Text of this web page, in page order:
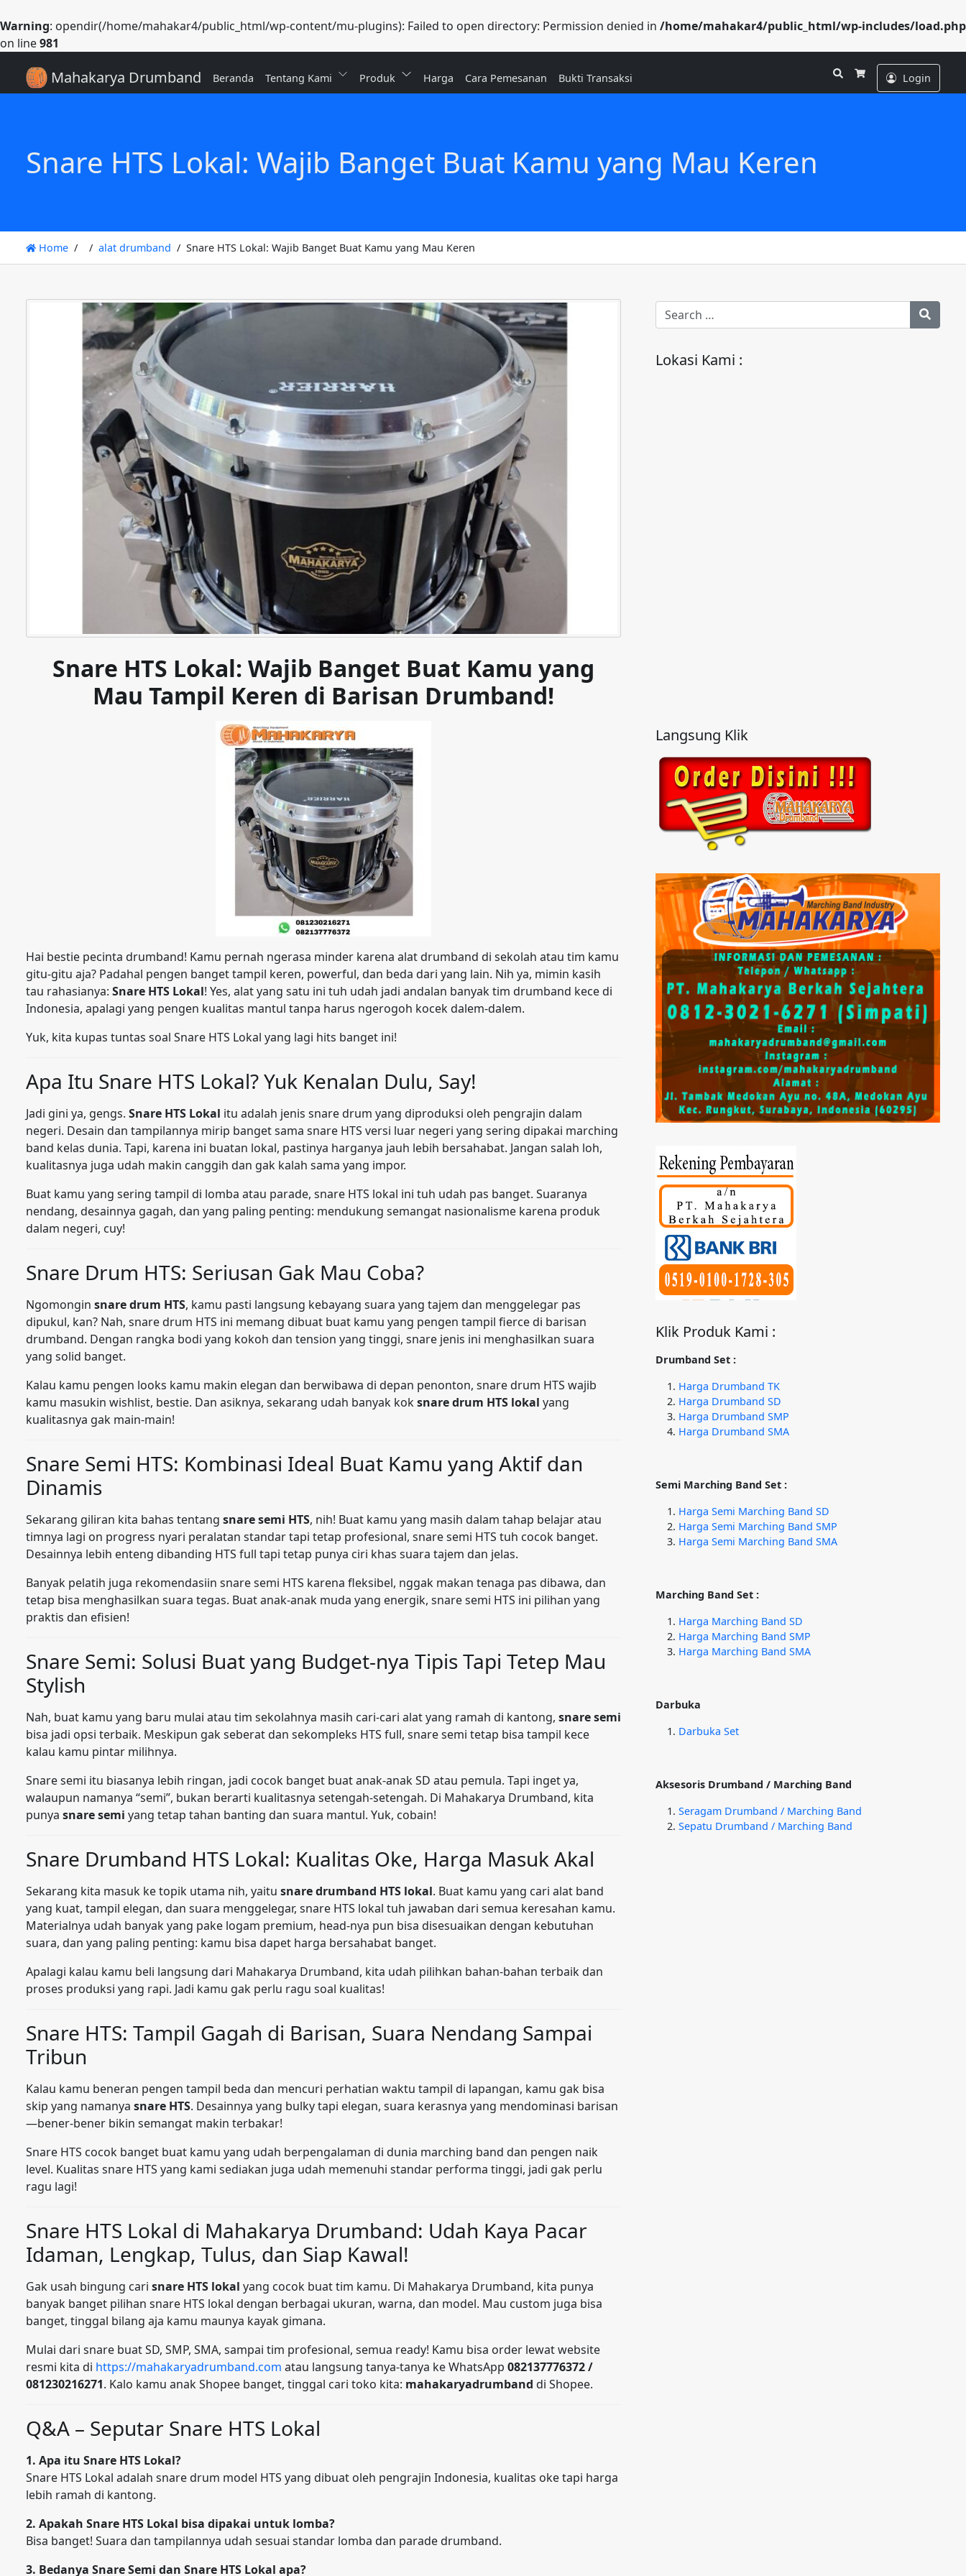
Warning: opendir(/home/mahakar4/public_html/wp-content/mu-plugins): Failed to open directory: Permission denied in /home/mahakar4/public_html/wp-includes/load.php
on line981
Mahakarya Drumband Beranda Tentang Kami Produk Harga Cara Pemesanan Bukti Transaksi Search Login
Snare HTS Lokal: Wajib Banget Buat Kamu yang Mau Keren
Home alat drumband Snare HTS Lokal: Wajib Banget Buat Kamu yang Mau Keren
Snare HTS Lokal: Wajib Banget Buat Kamu yang
Mau Tampil Keren di Barisan Drumband!
Hai bestie pecinta drumband! Kamu pernah ngerasa minder karena alat drumband di sekolah atau tim kamu
gitu-gitu aja? Padahal pengen banget tampil keren, powerful, dan beda dari yang lain. Nih ya, mimin kasih
tau rahasianya: Snare HTS Lokal! Yes, alat yang satu ini tuh udah jadi andalan banyak tim drumband kece di
Indonesia, apalagi yang pengen kualitas mantul tanpa harus ngerogoh kocek dalem-dalem.
Yuk, kita kupas tuntas soal Snare HTS Lokal yang lagi hits banget ini!
Apa Itu Snare HTS Lokal? Yuk Kenalan Dulu, Say!
Jadi gini ya, gengs. Snare HTS Lokal itu adalah jenis snare drum yang diproduksi oleh pengrajin dalam
negeri. Desain dan tampilannya mirip banget sama snare HTS versi luar negeri yang sering dipakai marching
band kelas dunia. Tapi, karena ini buatan lokal, pastinya harganya jauh lebih bersahabat. Jangan salah loh,
kualitasnya juga udah makin canggih dan gak kalah sama yang impor.
Buat kamu yang sering tampil di lomba atau parade, snare HTS lokal ini tuh udah pas banget. Suaranya
nendang, desainnya gagah, dan yang paling penting: mendukung semangat nasionalisme karena produk
dalam negeri, cuy!
Snare Drum HTS: Seriusan Gak Mau Coba?
Ngomongin snare drum HTS, kamu pasti langsung kebayang suara yang tajem dan menggelegar pas
dipukul, kan? Nah, snare drum HTS ini memang dibuat buat kamu yang pengen tampil fierce di barisan
drumband. Dengan rangka bodi yang kokoh dan tension yang tinggi, snare jenis ini menghasilkan suara
yang solid banget.
Kalau kamu pengen looks kamu makin elegan dan berwibawa di depan penonton, snare drum HTS wajib
kamu masukin wishlist, bestie. Dan asiknya, sekarang udah banyak koksnare drum HTS lokal yang
kualitasnya gak main-main!
Snare Semi HTS: Kombinasi Ideal Buat Kamu yang Aktif dan
Dinamis
Sekarang giliran kita bahas tentang snare semi HTS, nih! Buat kamu yang masih dalam tahap belajar atau
timnya lagi on progress nyari peralatan standar tapi tetap profesional, snare semi HTS tuh cocok banget.
Desainnya lebih enteng dibanding HTS full tapi tetap punya ciri khas suara tajem dan jelas.
Banyak pelatih juga rekomendasiin snare semi HTS karena fleksibel, nggak makan tenaga pas dibawa, dan
tetap bisa menghasilkan suara tegas. Buat anak-anak muda yang energik, snare semi HTS ini pilihan yang
praktis dan efisien!
Snare Semi: Solusi Buat yang Budget-nya Tipis Tapi Tetep Mau
Stylish
Nah, buat kamu yang baru mulai atau tim sekolahnya masih cari-cari alat yang ramah di kantong, snare semi
bisa jadi opsi terbaik. Meskipun gak seberat dan sekompleks HTS full, snare semi tetap bisa tampil kece
kalau kamu pintar milihnya.
Snare semi itu biasanya lebih ringan, jadi cocok banget buat anak-anak SD atau pemula. Tapi inget ya,
walaupun namanya “semi”, bukan berarti kualitasnya setengah-setengah. Di Mahakarya Drumband, kita
punya snare semi yang tetap tahan banting dan suara mantul. Yuk, cobain!
Snare Drumband HTS Lokal: Kualitas Oke, Harga Masuk Akal
Sekarang kita masuk ke topik utama nih, yaitu snare drumband HTS lokal. Buat kamu yang cari alat band
yang kuat, tampil elegan, dan suara menggelegar, snare HTS lokal tuh jawaban dari semua keresahan kamu.
Materialnya udah banyak yang pake logam premium, head-nya pun bisa disesuaikan dengan kebutuhan
suara, dan yang paling penting: kamu bisa dapet harga bersahabat banget.
Apalagi kalau kamu beli langsung dari Mahakarya Drumband, kita udah pilihkan bahan-bahan terbaik dan
proses produksi yang rapi. Jadi kamu gak perlu ragu soal kualitas!
Snare HTS: Tampil Gagah di Barisan, Suara Nendang Sampai
Tribun
Kalau kamu beneran pengen tampil beda dan mencuri perhatian waktu tampil di lapangan, kamu gak bisa
skip yang namanya snare HTS. Desainnya yang bulky tapi elegan, suara kerasnya yang mendominasi barisan
—bener-bener bikin semangat makin terbakar!
Snare HTS cocok banget buat kamu yang udah berpengalaman di dunia marching band dan pengen naik
level. Kualitas snare HTS yang kami sediakan juga udah memenuhi standar performa tinggi, jadi gak perlu
ragu lagi!
Snare HTS Lokal di Mahakarya Drumband: Udah Kaya Pacar
Idaman, Lengkap, Tulus, dan Siap Kawal!
Gak usah bingung cari snare HTS lokal yang cocok buat tim kamu. Di Mahakarya Drumband, kita punya
banyak banget pilihan snare HTS lokal dengan berbagai ukuran, warna, dan model. Mau custom juga bisa
banget, tinggal bilang aja kamu maunya kayak gimana.
Mulai dari snare buat SD, SMP, SMA, sampai tim profesional, semua ready! Kamu bisa order lewat website
resmi kita di https://mahakaryadrumband.com atau langsung tanya-tanya ke WhatsApp 082137776372 /
081230216271. Kalo kamu anak Shopee banget, tinggal cari toko kita: mahakaryadrumband di Shopee.
Q&A – Seputar Snare HTS Lokal
1. Apa itu Snare HTS Lokal?
Snare HTS Lokal adalah snare drum model HTS yang dibuat oleh pengrajin Indonesia, kualitas oke tapi harga
lebih ramah di kantong.
2. Apakah Snare HTS Lokal bisa dipakai untuk lomba?
Bisa banget! Suara dan tampilannya udah sesuai standar lomba dan parade drumband.
3. Bedanya Snare Semi dan Snare HTS Lokal apa?
Lokasi Kami :
Langsung Klik
Klik Produk Kami :
Drumband Set :
Harga Drumband TK
Harga Drumband SD
Harga Drumband SMP
Harga Drumband SMA
Semi Marching Band Set :
Harga Semi Marching Band SD
Harga Semi Marching Band SMP
Harga Semi Marching Band SMA
Marching Band Set :
Harga Marching Band SD
Harga Marching Band SMP
Harga Marching Band SMA
Darbuka
Darbuka Set
Aksesoris Drumband / Marching Band
Seragam Drumband / Marching Band
Sepatu Drumband / Marching Band